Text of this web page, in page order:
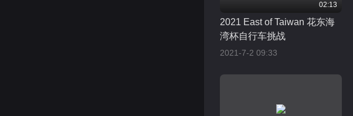
02:13
2021 East of Taiwan 花东海
湾杯自行车挑战
2021-7-2 09:33